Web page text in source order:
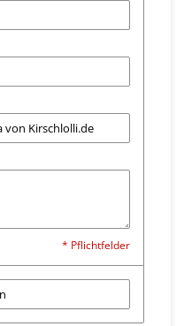
* Pflichtfelder